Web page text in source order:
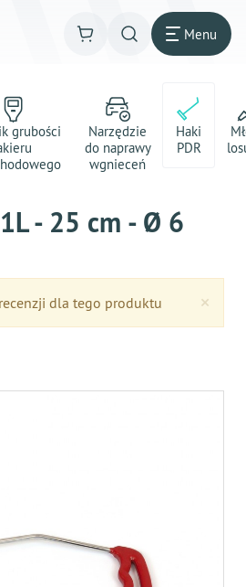
Menu
grubości
Narzędzie
do naprawy
wgnieceń
Haki
PDR
- 25 cm - Ø 6
×
dla tego produktu